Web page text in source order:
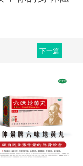
下一篇